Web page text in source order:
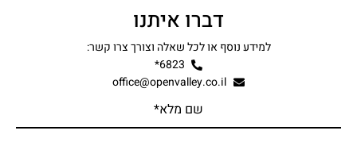
דברו איתנו
למידע נוסף או לכל שאלה וצורך צרו קשר:
6823*
office@openvalley.co.il